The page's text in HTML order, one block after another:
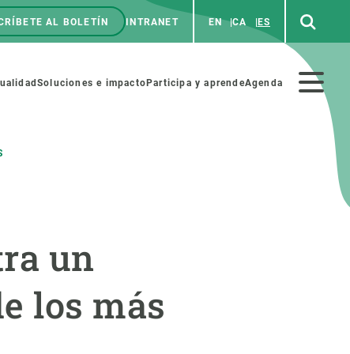
AL BOLETÍN INTRANET EN CA ES
Soluciones e impacto Participa y aprendeAgenda
un
los más
académicas